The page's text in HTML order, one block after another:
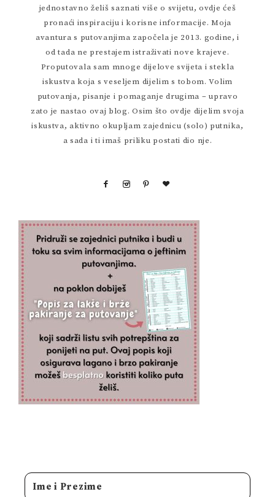
jednostavno želiš saznati više o svijetu, ovdje ćeš
pronaći inspiraciju i korisne informacije. Moja
avantura s putovanjima započela je 2013. godine, i
od tada ne prestajem istraživati nove krajeve.
Proputovala sam mnoge dijelove svijeta i stekla
iskustva koja s veseljem dijelim s tobom. Volim
putovanja, pisanje i pomaganje drugima – upravo
zato je nastao ovaj blog. Osim što ovdje dijelim svoja
iskustva, aktivno okupljam zajednicu (solo) putnika,
a sada i ti imaš priliku postati dio nje.